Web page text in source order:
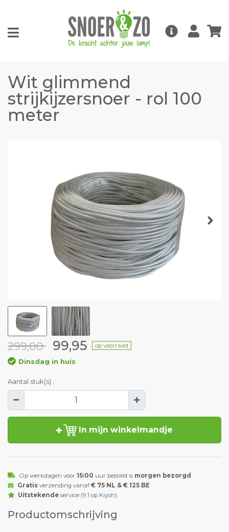
Wit glimmend
strijkijzersnoer - rol 100
meter
299,00 99,95 op voorraad
Dinsdag in huis
Aantal stuk(s) :
In mijn winkelmandje
Op werkdagen voor 15:00 uur besteld is morgen bezorgd
Gratisverzending vanaf € 75 NL & € 125 BE
Uitstekendeservice (9.1 op Kiyoh)
Productomschrijving